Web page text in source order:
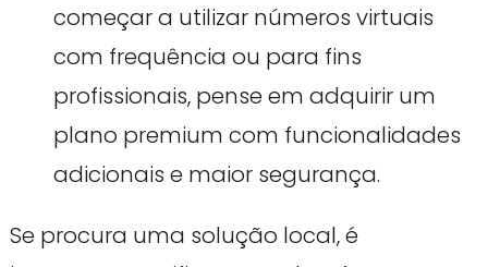
começar a utilizar números virtuais
com frequência ou para fins
profissionais, pense em adquirir um
plano premium com funcionalidades
adicionais e maior segurança.
Se procura uma solução local, é